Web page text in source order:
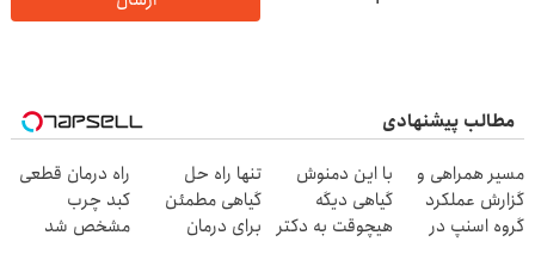
مطالب پیشنهادی
مسیر همراهی و
گزارش عملکرد
گروه اسنپ در
با این دمنوش
گیاهی دیگه
هیچوقت به دکتر
تنها راه حل
گیاهی مطمئن
برای درمان
راه درمان قطعی
کبد چرب
مشخص شد